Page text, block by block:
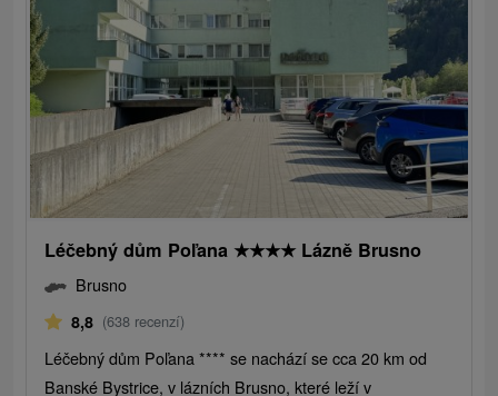
Léčebný dům Poľana ★★★★ Lázně Brusno
Brusno
8,8 (638 recenzí)
Léčebný dům Poľana **** se nachází se cca 20 km od
Banské Bystrice, v lázních Brusno, které leží v